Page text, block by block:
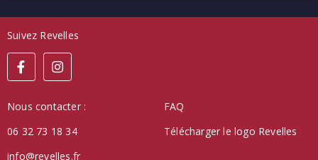
Suivez Revelles
Nous contacter :
06 32 73 18 34
info@revelles.fr
FAQ
Télécharger le logo Revelles